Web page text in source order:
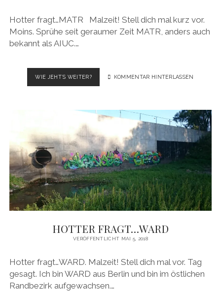
Hotter fragt…MATR Malzeit! Stell dich mal kurz vor.
Moins. Sprühe seit geraumer Zeit MATR, anders auch
bekannt als AIUC.…
WIE JEHT´S WEITER?HOTTER
FRAGT…
KOMMENTAR HINTERLASSEN
HOTTER FRAGT…WARD
VERÖFFENTLICHT MAI 5, 2018
Hotter fragt…WARD. Malzeit! Stell dich mal vor. Tag
gesagt. Ich bin WARD aus Berlin und bin im östlichen
Randbezirk aufgewachsen.…